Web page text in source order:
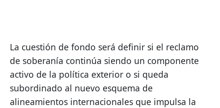
La cuestión de fondo será definir si el reclamo
de soberanía continúa siendo un componente
activo de la política exterior o si queda
subordinado al nuevo esquema de
alineamientos internacionales que impulsa la